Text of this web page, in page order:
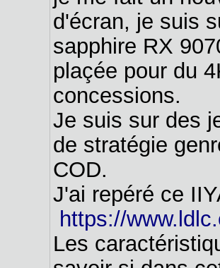
d'écran, je suis
sapphire RX
plaçée pour du
concessions.
Je suis sur des
de stratégie
COD.
J'ai repéré ce
https://
Les